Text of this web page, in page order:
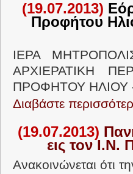
(19.07.2013)
Προφήτου
ΙΕΡΑ
ΑΡΧΙΕΡΑΤΙΚΗ
ΠΡΟΦΗΤΟΥ ΗΛΙΟΥ
Διαβάστε
(19.07.2013)
εις τον
Ανακοινώνεται ότι